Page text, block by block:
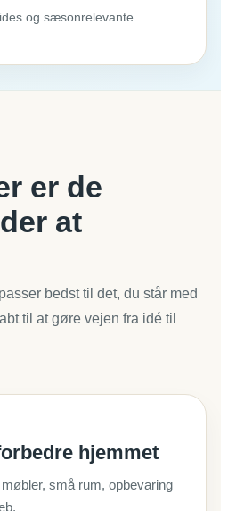
og sæsonrelevante
er de
at
bedst til det, du står med
til at gøre vejen fra idé til
hjemmet
små rum, opbevaring